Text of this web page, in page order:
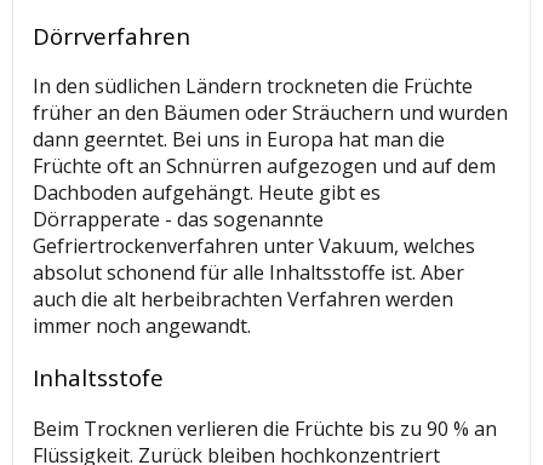
Dörrverfahren
In den südlichen Ländern trockneten die Früchte
früher an den Bäumen oder Sträuchern und wurden
dann geerntet. Bei uns in Europa hat man die
Früchte oft an Schnürren aufgezogen und auf dem
Dachboden aufgehängt. Heute gibt es
Dörrapperate - das sogenannte
Gefriertrockenverfahren unter Vakuum, welches
absolut schonend für alle Inhaltsstoffe ist. Aber
auch die alt herbeibrachten Verfahren werden
immer noch angewandt.
Inhaltsstofe
Beim Trocknen verlieren die Früchte bis zu 90 % an
Flüssigkeit. Zurück bleiben hochkonzentriert